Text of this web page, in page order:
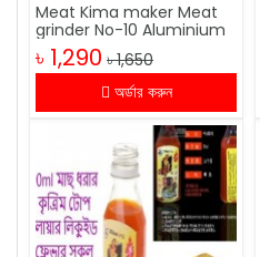
Meat Kima maker Meat
grinder No-10 Aluminium
৳ 1,290 ৳ 1,650
অর্ডার করুন